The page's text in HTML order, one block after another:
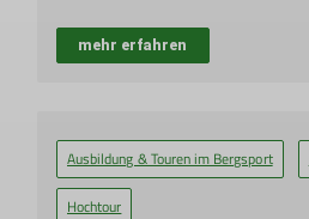
mehr erfahren
Ausbildung & Touren im Bergsport
Hochtour